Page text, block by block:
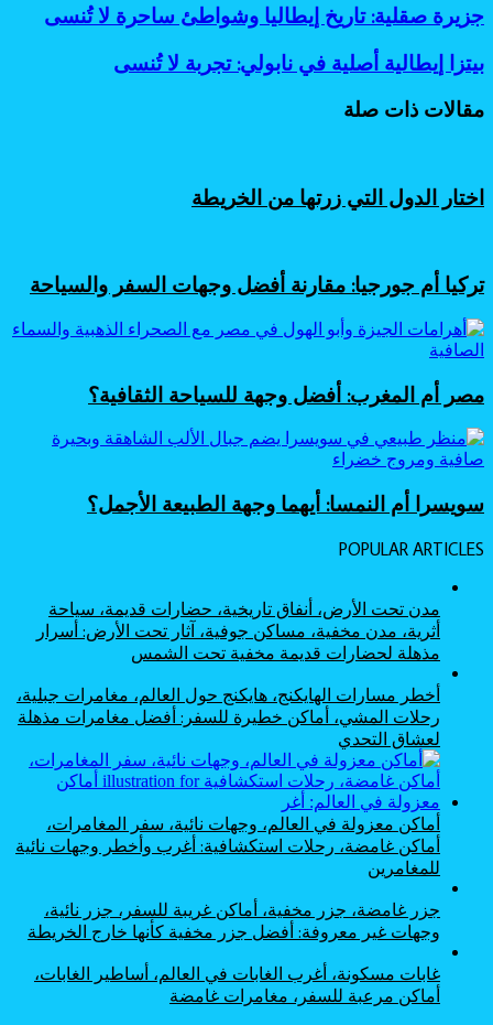
جزيرة
صقلية:
تاريخ
إيطاليا
وشواطئ
ساحرة
جزيرة صقلية: تاريخ إيطاليا وشواطئ ساحرة لا تُنسى
بيتزا
إيطالية
أصلية
في
لا
تُنسى
بيتزا إيطالية أصلية في نابولي: تجربة لا تُنسى
مقالات ذات صلة
اختار الدول التي زرتها من الخريطة
تركيا أم جورجيا: مقارنة أفضل وجهات السفر والسياحة
مصر أم المغرب: أفضل وجهة للسياحة الثقافية؟
سويسرا أم النمسا: أيهما وجهة الطبيعة الأجمل؟
POPULAR ARTICLES
مدن تحت الأرض، أنفاق تاريخية، حضارات قديمة، سياحة
أثرية، مدن مخفية، مساكن جوفية، آثار تحت الأرض: أسرار
مذهلة لحضارات قديمة مخفية تحت الشمس
أخطر مسارات الهايكنج، هايكنج حول العالم، مغامرات جبلية،
رحلات المشي، أماكن خطيرة للسفر: أفضل مغامرات مذهلة
لعشاق التحدي
أماكن معزولة في العالم، وجهات نائية، سفر المغامرات،
أماكن غامضة، رحلات استكشافية: أغرب وأخطر وجهات نائية
للمغامرين
جزر غامضة، جزر مخفية، أماكن غريبة للسفر، جزر نائية،
وجهات غير معروفة: أفضل جزر مخفية كأنها خارج الخريطة
غابات مسكونة، أغرب الغابات في العالم، أساطير الغابات،
أماكن مرعبة للسفر، مغامرات غامضة